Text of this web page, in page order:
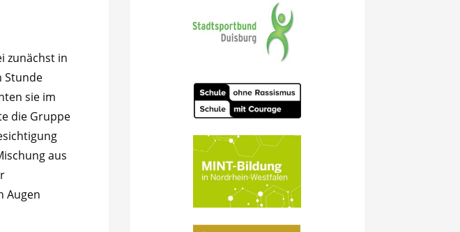
zunächst in
Stunde
sie im
die Gruppe
aus
Augen